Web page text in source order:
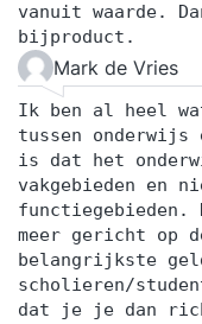
wordt, wanneer
confronterende
de privacy van
vaandel. Alle
tijdens en na
strikt
maken tijdens de
na afloop gewist.
vanuit waarde.
bijproduct.
Mark de Vries
Ik ben al heel
tussen
is dat het
vakgebieden en
meer gericht op
belangrijkste
scholieren/
dat je je dan